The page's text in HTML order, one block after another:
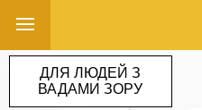
ДЛЯ ЛЮДЕЙ З
ВАДАМИ ЗОРУ